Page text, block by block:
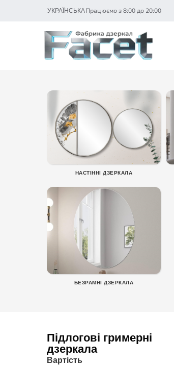
УКРАЇНСЬКАПрацюємо з 8:00 до 20:00
НАСТІННІ ДЗЕРКАЛА
БЕЗРАМНІ ДЗЕРКАЛА
Підлогові гримерні
дзеркала
Вартість